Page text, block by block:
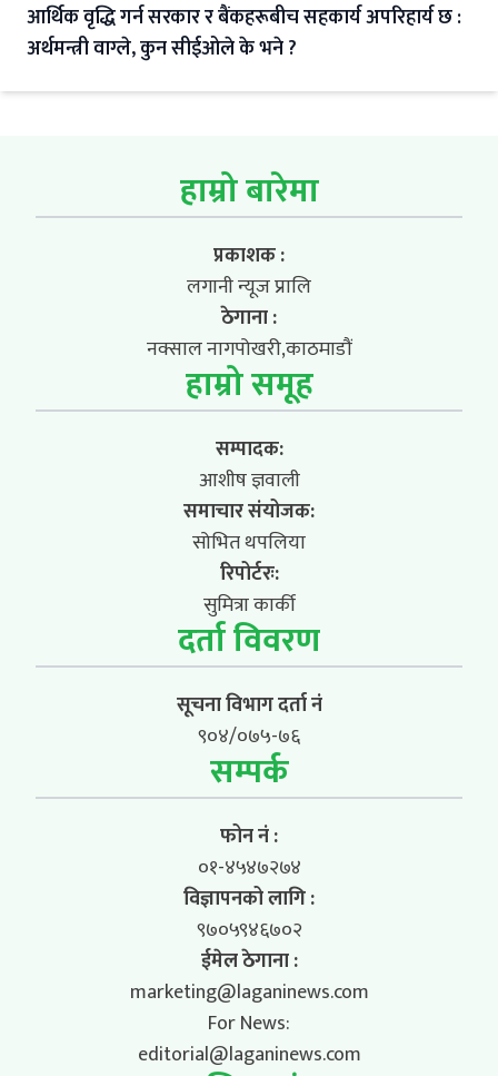
आर्थिक वृद्धि गर्न सरकार र बैंकहरूबीच सहकार्य अपरिहार्य छ :
अर्थमन्त्री वाग्ले, कुन सीईओले के भने ?
हाम्रो बारेमा
प्रकाशक :
लगानी न्यूज प्रालि
ठेगाना :
नक्साल नागपोखरी,काठमाडौं
हाम्रो समूह
सम्पादक:
आशीष ज्ञवाली
समाचार संयोजक:
सोभित थपलिया
रिपोर्टरः:
सुमित्रा कार्की
दर्ता विवरण
सूचना विभाग दर्ता नं
९०४/०७५-७६
सम्पर्क
फोन नं :
०१-४५४७२७४
विज्ञापनको लागि :
९७०५९४६७०२
ईमेल ठेगाना :
marketing@laganinews.com
For News:
editorial@laganinews.com